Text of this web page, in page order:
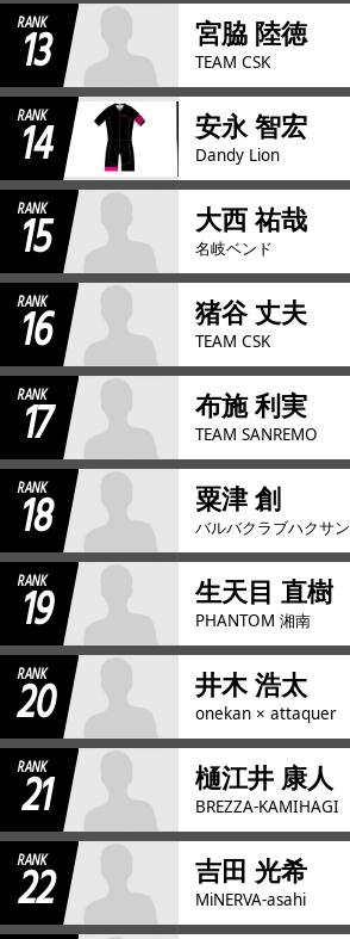
RANK
13 宮脇 陸徳
TEAM CSK
RANK
14 安永 智宏
Dandy Lion
RANK
15 大西 祐哉
名岐ベンド
RANK
16 猪谷 丈夫
TEAM CSK
RANK
17 布施 利実
TEAM SANREMO
RANK
18 粟津 創
バルバクラブハクサン
RANK
19 生天目 直樹
PHANTOM 湘南
RANK
20 井木 浩太
onekan × attaquer
RANK
21 樋江井 康人
BREZZA-KAMIHAGI
RANK
22 吉田 光希
MiNERVA-asahi